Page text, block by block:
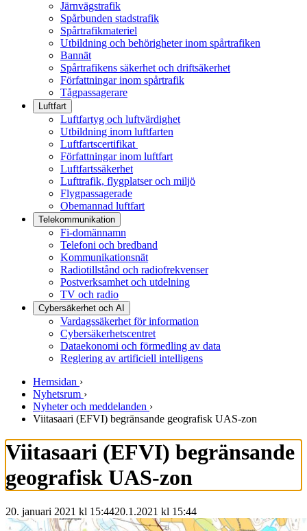
Järnvägstrafik
Spårbunden stadstrafik
Spårtrafikmateriel
Utbildning och behörigheter inom spårtrafiken
Bannät
Spårtrafikens säkerhet och driftsäkerhet
Författningar inom spårtrafik
Tågpassagerare
Luftfart
Luftfartyg och luftvärdighet
Utbildning inom luftfarten
Luftfartscertifikat
Författningar inom luftfart
Luftfartssäkerhet
Lufttrafik, flygplatser och miljö
Flygpassagerade
Obemannad luftfart
Telekommunikation
Fi-domännamn
Telefoni och bredband
Kommunikationsnät
Radiotillstånd och radiofrekvenser
Postverksamhet och utdelning
TV och radio
Cybersäkerhet och AI
Vardagssäkerhet för information
Cybersäkerhetscentret
Dataekonomi och förmedling av data
Reglering av artificiell intelligens
Hemsidan ›
Nyhetsrum ›
Nyheter och meddelanden ›
Viitasaari (EFVI) begränsande geografisk UAS-zon
Viitasaari (EFVI) begränsande
geografisk UAS-zon
20. januari 2021 kl 15:4420.1.2021 kl 15:44